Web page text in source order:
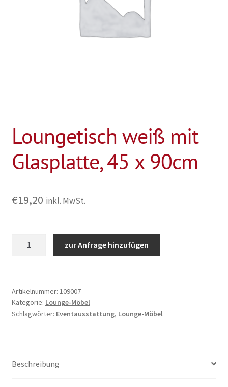
Geschäftsbedingungen
Loungetisch weiß mit
Glasplatte, 45 x 90cm
€19,20 inkl. MwSt.
45
x
90cm
zur Anfrage hinzufügen
Artikelnummer: 109007
Kategorie: Lounge-Möbel
Schlagwörter: Eventausstattung, Lounge-Möbel
Beschreibung